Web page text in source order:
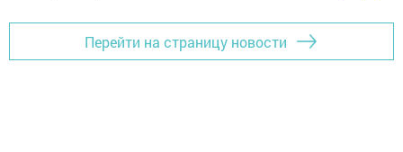
Перейти на страницу новости